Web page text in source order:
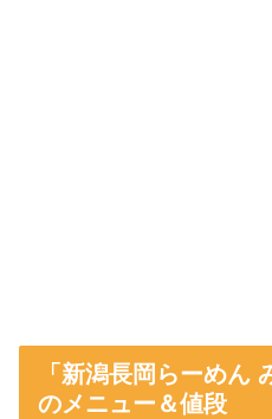
「新潟長岡らーめん
のメニュー＆値段